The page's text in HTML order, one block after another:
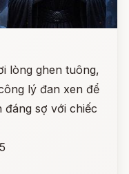
lòng ghen tuông,
lý đan xen để
đáng sợ với chiếc